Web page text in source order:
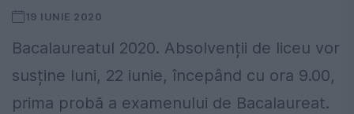
19 IUNIE 2020
Bacalaureatul 2020. Absolvenții de liceu vor
susține luni, 22 iunie, începând cu ora 9.00,
prima probă a examenului de Bacalaureat.